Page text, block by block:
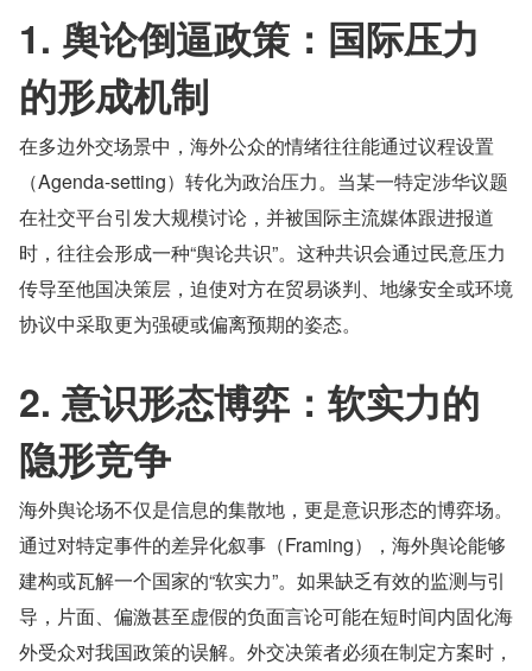
1. 舆论倒逼政策：国际压力
的形成机制
在多边外交场景中，海外公众的情绪往往能通过议程设置
（Agenda-setting）转化为政治压力。当某一特定涉华议题
在社交平台引发大规模讨论，并被国际主流媒体跟进报道
时，往往会形成一种“舆论共识”。这种共识会通过民意压力
传导至他国决策层，迫使对方在贸易谈判、地缘安全或环境
协议中采取更为强硬或偏离预期的姿态。
2. 意识形态博弈：软实力的
隐形竞争
海外舆论场不仅是信息的集散地，更是意识形态的博弈场。
通过对特定事件的差异化叙事（Framing），海外舆论能够
建构或瓦解一个国家的“软实力”。如果缺乏有效的监测与引
导，片面、偏激甚至虚假的负面言论可能在短时间内固化海
外受众对我国政策的误解。外交决策者必须在制定方案时，